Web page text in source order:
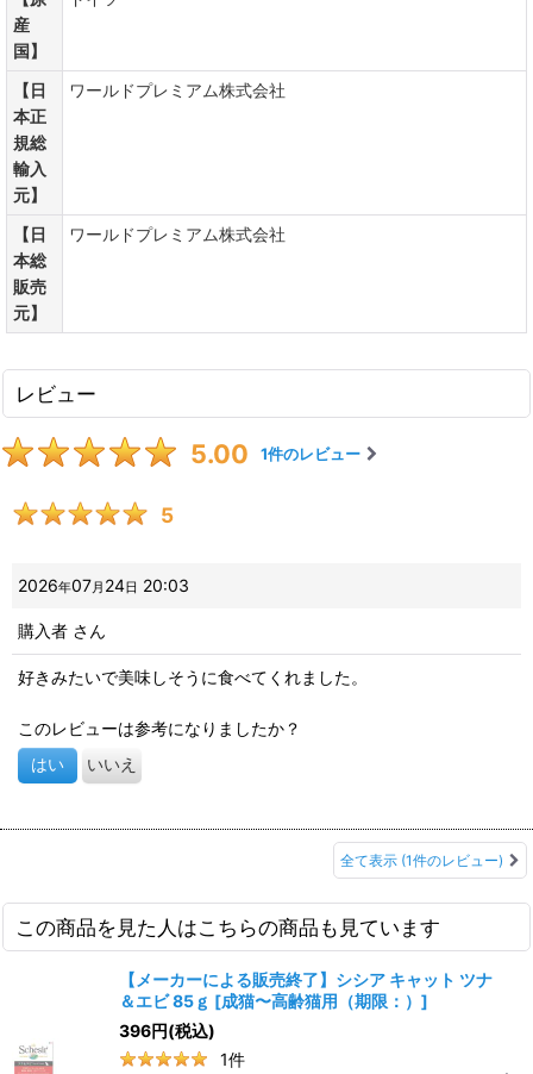
産
国】
【日
本正
規総
輸入
元】
ワールドプレミアム株式会社
【日
本総
販売
元】
ワールドプレミアム株式会社
レビュー
5.00 1件のレビュー
5
2026年07月 24日 20:03
購入者 さん
好きみたいで美味しそうに食べてくれました。
このレビューは参考になりましたか？
はい いいえ
全て表示 (1件のレビュー)
この商品を見た人はこちらの商品も見ています
【メーカーによる販売終了】シシア キャット ツナ
＆エビ 85ｇ [成猫〜高齢猫用（期限：） ]
396円(税込)
1件